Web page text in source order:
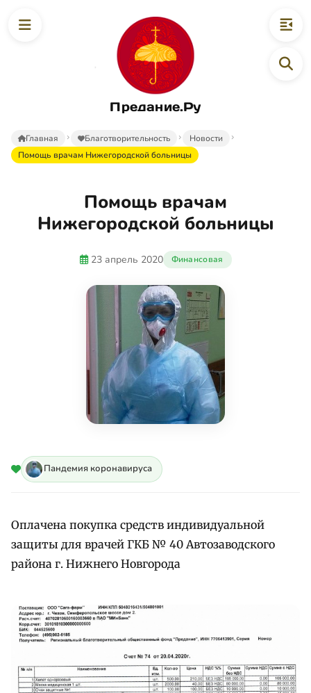
Предание.Ру
Главная Благотворительность
Новости
Помощь врачам Нижегородской больницы
Помощь врачам
Нижегородской больницы
23 апрель 2020 Финансовая
Пандемия коронавируса
Оплачена покупка средств индивидуальной
защиты для врачей ГКБ № 40 Автозаводского
района г. Нижнего Новгорода